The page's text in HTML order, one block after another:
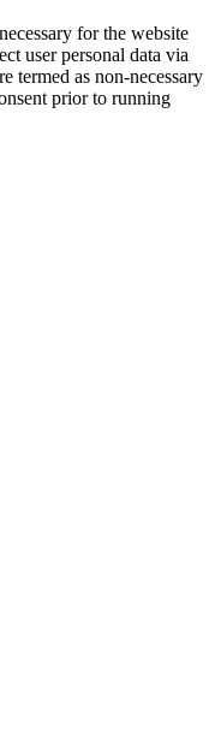
for the website
user personal data via
termed as non-necessary
prior to running